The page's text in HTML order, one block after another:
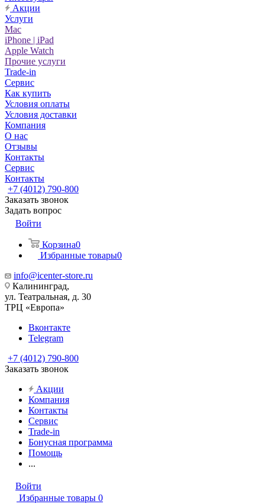
Акции
Услуги
Mac
iPhone | iPad
Apple Watch
Прочие услуги
Trade-in
Сервис
Как купить
Условия оплаты
Условия доставки
Компания
О нас
Отзывы
Контакты
Сервис
Контакты
+7 (4012) 790-800
Заказать звонок
Задать вопрос
Войти
Корзина0
Избранные товары0
info@icenter-store.ru
Калининград,
ул. Театральная, д. 30
ТРЦ «Европа»
Вконтакте
Telegram
+7 (4012) 790-800
Заказать звонок
Акции
Компания
Контакты
Сервис
Trade-in
Бонусная программа
Помощь
...
Войти
Избранные товары 0